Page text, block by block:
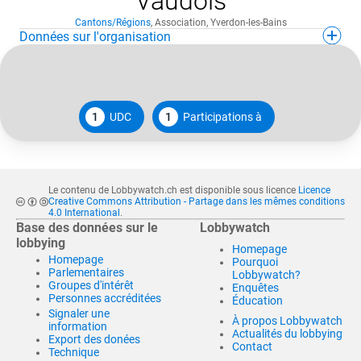
Cantons/Régions, Association, Yverdon-les-Bains
Données sur l'organisation
1 UDC 1 Participations à
Le contenu de Lobbywatch.ch est disponible sous licence Licence
Creative Commons Attribution - Partage dans les mêmes conditions
4.0 International .
Base des données sur le
lobbying
Homepage
Parlementaires
Groupes d'intérêt
Personnes accréditées
Signaler une
information
Export des donées
Technique
Lobbywatch
Homepage
Pourquoi
Lobbywatch?
Enquêtes
Éducation
À propos Lobbywatch
Actualités du lobbying
Contact